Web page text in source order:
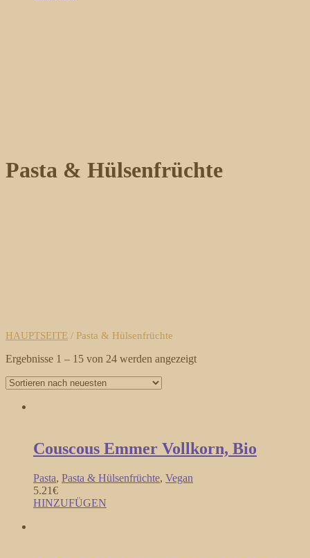
Pasta & Hülsenfrüchte
HAUPTSEITE / Pasta & Hülsenfrüchte
Ergebnisse 1 – 15 von 24 werden angezeigt
Couscous Emmer Vollkorn, Bio
Pasta, Pasta & Hülsenfrüchte, Vegan
5.21€
HINZUFÜGEN